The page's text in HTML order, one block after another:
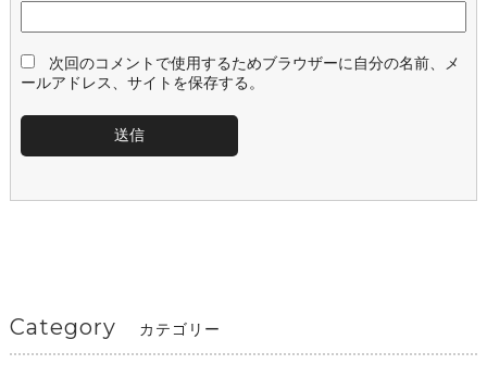
次回のコメントで使用するためブラウザーに自分の名前、メ
ールアドレス、サイトを保存する。
Category カテゴリー